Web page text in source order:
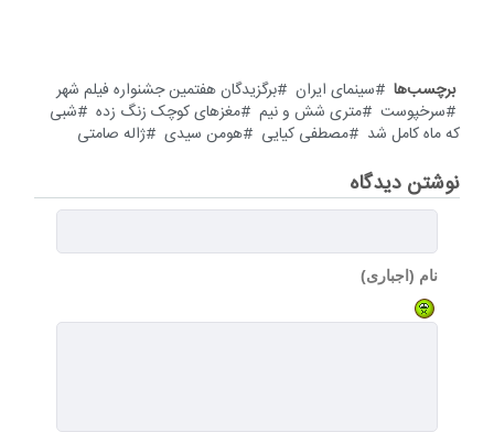
برچسب‌ها سینمای ایران
برگزیدگان هفتمین جشنواره فیلم شهر
سرخپوست
متری شش و نیم مغزهای کوچک زنگ زده
شبی
که ماه کامل شد
مصطفی کیایی هومن سیدی ژاله صامتی
نوشتن دیدگاه
نام (اجباری)